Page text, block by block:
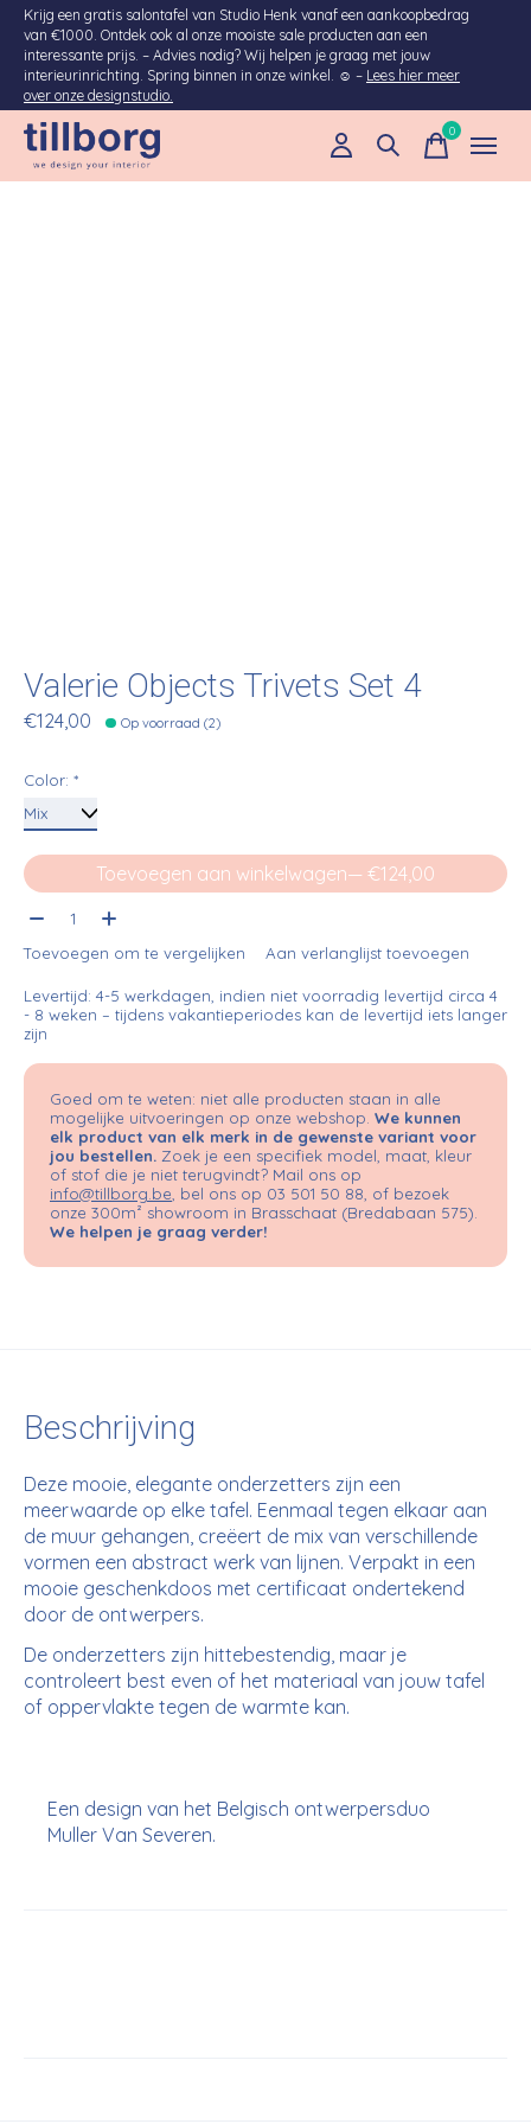
Krijg een gratis salontafel van Studio Henk vanaf een aankoopbedrag
van €1000. Ontdek ook al onze mooiste sale producten aan een
interessante prijs. – Advies nodig? Wij helpen je graag met jouw
interieurinrichting. Spring binnen in onze winkel. ☺ – Lees hier meer
over onze designstudio.
0items
Valerie Objects Trivets Set 4
€124,00 Op voorraad (2)
Color: *
Toevoegen aan winkelwagen
— €124,00
Aantal:
Toevoegen om te vergelijken Aan verlanglijst toevoegen
Levertijd: 4-5 werkdagen, indien niet voorradig levertijd circa 4
- 8 weken – tijdens vakantieperiodes kan de levertijd iets langer
zijn
Goed om te weten: niet alle producten staan in alle
mogelijke uitvoeringen op onze webshop. We kunnen
elk product van elk merk in de gewenste variant voor
jou bestellen. Zoek je een specifiek model, maat, kleur
of stof die je niet terugvindt? Mail ons op
info@tillborg.be , bel ons op 03 501 50 88, of bezoek
onze 300m² showroom in Brasschaat (Bredabaan 575).
We helpen je graag verder!
Beschrijving
Deze mooie, elegante onderzetters zijn een
meerwaarde op elke tafel. Eenmaal tegen elkaar aan
de muur gehangen, creëert de mix van verschillende
vormen een abstract werk van lijnen. Verpakt in een
mooie geschenkdoos met certificaat ondertekend
door de ontwerpers.
De onderzetters zijn hittebestendig, maar je
controleert best even of het materiaal van jouw tafel
of oppervlakte tegen de warmte kan.
Een design van het Belgisch ontwerpersduo
Muller Van Severen.